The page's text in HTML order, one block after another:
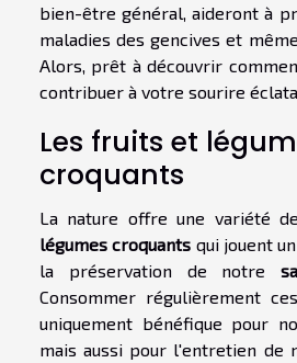
bien-être général, aideront à
maladies des gencives et
Alors, prêt à découvrir
contribuer à votre sourire
Les fruits et
croquants
La nature offre une variété
légumes croquants qui jouent
la préservation de notre
Consommer régulièrement
uniquement bénéfique pour
mais aussi pour l'entretien de